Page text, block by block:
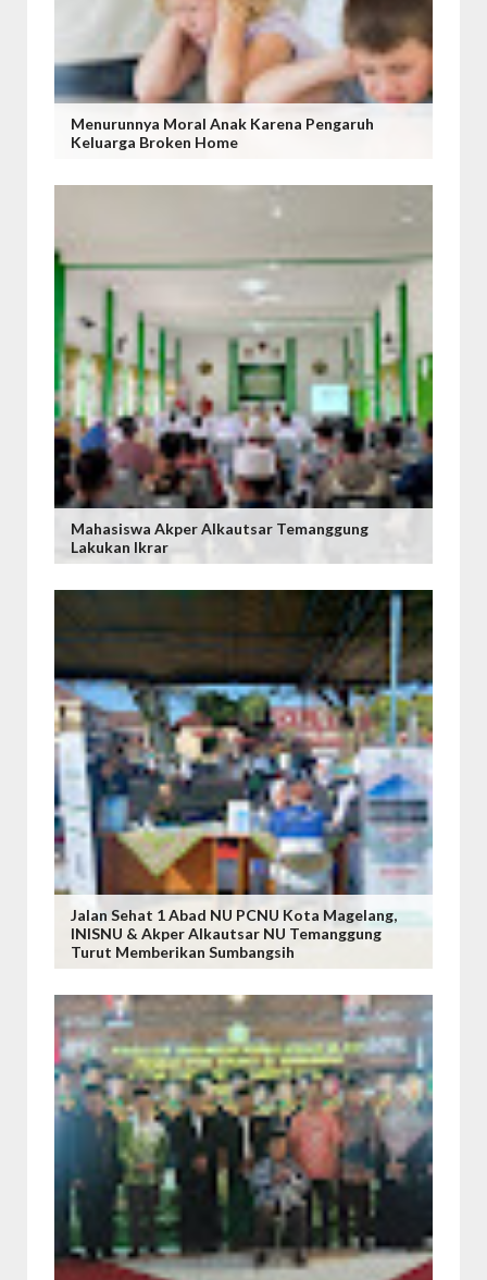
Menurunnya Moral Anak Karena Pengaruh
Keluarga Broken Home
Mahasiswa Akper Alkautsar Temanggung
Lakukan Ikrar
Jalan Sehat 1 Abad NU PCNU Kota Magelang,
INISNU & Akper Alkautsar NU Temanggung
Turut Memberikan Sumbangsih